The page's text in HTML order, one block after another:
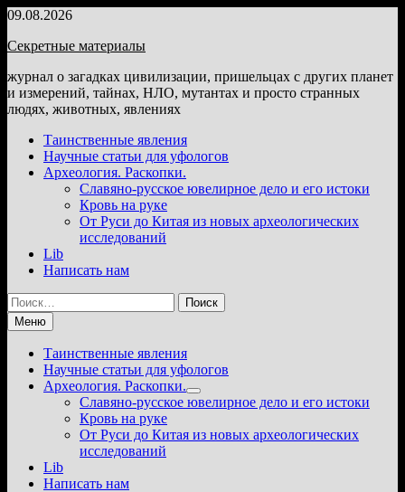
Перейти
содержимому
09.08.2026
Секретные материалы
журнал о загадках цивилизации, пришельцах с других планет
и измерений, тайнах, НЛО, мутантах и просто странных
людях, животных, явлениях
Таинственные явления
Научные статьи для уфологов
Археология. Раскопки.
Славяно-русское ювелирное дело и его истоки
Кровь на руке
От Руси до Китая из новых археологических
исследований
Lib
Написать нам
Найти:
Меню
Таинственные явления
Научные статьи для уфологов
Археология. Раскопки.
Показать
подменю
Славяно-русское ювелирное дело и его истоки
Кровь на руке
От Руси до Китая из новых археологических
исследований
Lib
Написать нам